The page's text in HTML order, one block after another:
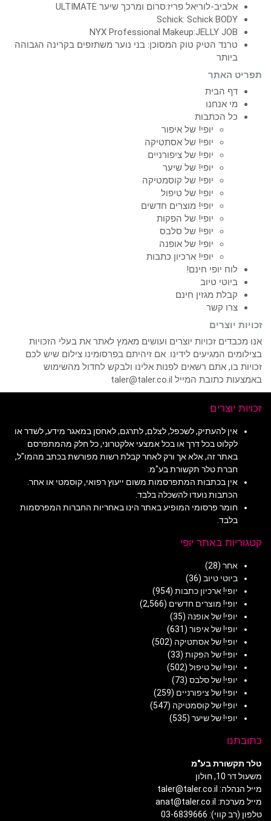
אלביב-לוריאל פריז:סרום ומרכך שיער ULTIMATE
Schick: Schick BODY
NYX Professional Makeup:JELLY JOB
טרנד הטיק טוק המסוכן: בני נוער משתזפים בקרינה הגבוהה
ביותר
תפריט האתר
דף הבית
מי אנחנו
כל הכתבות
יופי! של איפור
יופי! של אסתטיקה
יופי! של ציפורניים
יופי! של שיער
יופי! של קוסמטיקה
יופי! של טיפול
יופי! מוצרים חדשים
יופי! של הפקות
יופי! של סלבס
יופי! של אופנה
יופי! ארכיון כתבות
לוח יופי חינם!
ביוטי טיוב
קבלת מגזין חינם
צרו קשר
זכויות יוצרים
אנו מכבדים זכויות יוצרים ועושים מאמץ לאתר את בעלי הזכויות
בצילומים המגיעים לידינו. אם זיהיתם בפרסומינו צילום שיש לכם
זכויות בו, אתם רשאים לפנות אלינו ולבקש לחדול מהשימוש
באמצעות כתובת המייל taler@taler.co.il
זכויות יוצרים
אין להעתיק, לשכפל, לצלם, לתרגם, לאחסן במאגר מידע, לשדר או
לקלוט בכל דרך או בכל אמצעי אלקטרוני, כל חלק מהמתפרסם
באתר זה, אלא אך ורק לאחר קבלת רשות מפורשת בכתב מהמו"ל,
חברת טלר תקשורת בע"מ.
אין בכתבות המתפרסמות משום ייעוץ רפואי, קוסמטי או אחר.
הכתבות נועדו להשכלה בלבד.
חומר פרסומי המופיע באתר הינו באחריות החברות המפרסמות
בלבד.
קטגוריות באתר יופי
אחר (28)
ביוטי טיוב (36)
יופי! ארכיון כתבות (954)
יופי! מוצרים חדשים (2,566)
יופי! של אופנה (35)
יופי! של איפור (631)
יופי! של אסתטיקה (502)
יופי! של הפקות (33)
יופי! של טיפול (502)
יופי! של סלבס (73)
יופי! של ציפורניים (259)
יופי! של קוסמטיקה (547)
יופי! של שיער (535)
כתובתנו
טלר תקשורת בע"מ
משעול דר 10, חולון
מייל הנהלה: taler@taler.co.il
מייל מערכת: anat@taler.co.il
טלפון (רב קווי): 03-6839666